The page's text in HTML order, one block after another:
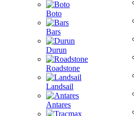
Boto
Bars
Durun
Roadstone
Landsail
Antares